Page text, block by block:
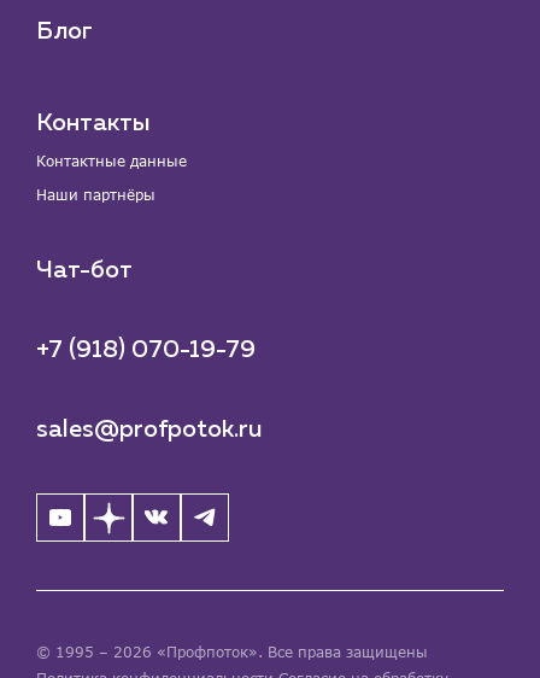
Блог
Контакты
Контактные данные
Наши партнёры
Чат-бот
+7 (918) 070-19-79
sales@profpotok.ru
© 1995 – 2026 «Профпоток». Все права защищены